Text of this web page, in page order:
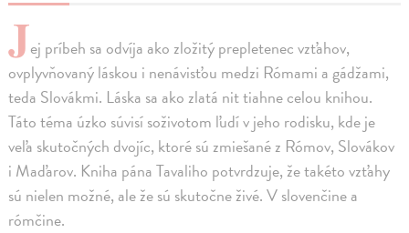
Jej príbeh sa odvíja ako zložitý prepletenec vzťahov,
ovplyvňovaný láskou i nenávisťou medzi Rómami a gádžami,
teda Slovákmi. Láska sa ako zlatá nit tiahne celou knihou.
Táto téma úzko súvisí soživotom ľudí v jeho rodisku, kde je
veľa skutočných dvojíc, ktoré sú zmiešané z Rómov, Slovákov
i Maďarov. Kniha pána Tavaliho potvrdzuje, že takéto vzťahy
sú nielen možné, ale že sú skutočne živé. V slovenčine a
rómčine.